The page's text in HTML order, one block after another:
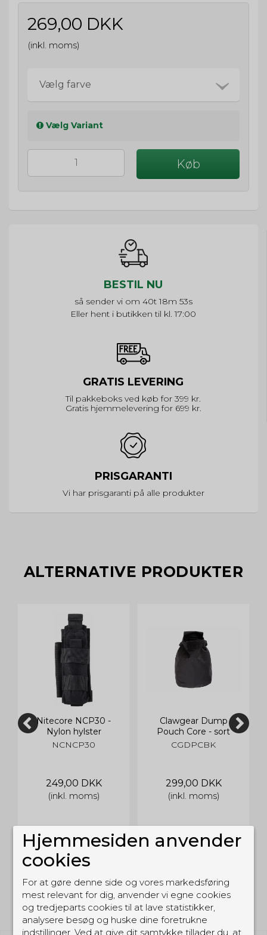
269,00 DKK
(inkl. moms)
Vælg farve
Vælg Variant
Køb
BESTIL NU
så sender vi om 40t 18m 53s
Eller hent i butikken til kl. 17:00
GRATIS LEVERING
Til pakkeboks ved køb for 399 kr.
Gratis hjemmelevering for 699 kr.
PRISGARANTI
Vi har prisgaranti på alle produkter
ALTERNATIVE PRODUKTER
Nitecore NCP30 -
Nylon hylster
NCNCP30
249,00 DKK
(inkl. moms)
Clawgear Dump
Pouch Core - sort
CGDPCBK
299,00 DKK
(inkl. moms)
RELATEREDE PRODUKTER
Hjemmesiden anvender
cookies
For at gøre denne side og vores markedsføring
mest relevant for dig, anvender vi egne cookies
og tredjeparts cookies til at lave statistikker,
analysere besøg og huske dine foretrukne
indstillinger. Ved at give dit samtykke tillader du, at